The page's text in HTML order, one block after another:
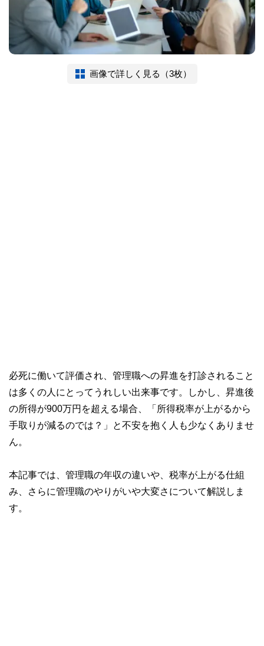
画像で詳しく見る（3枚）
必死に働いて評価され、管理職への昇進を打診されること
は多くの人にとってうれしい出来事です。しかし、昇進後
の所得が900万円を超える場合、「所得税率が上がるから
手取りが減るのでは？」と不安を抱く人も少なくありませ
ん。
本記事では、管理職の年収の違いや、税率が上がる仕組
み、さらに管理職のやりがいや大変さについて解説しま
す。